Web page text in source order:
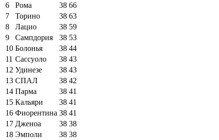
6
Рома 38 66
7
Торино 38 63
8
Лацио 38 59
9
Сампдория 38 53
10 Болонья 38 44
11 Сассуоло 38 43
12 Удинезе 38 43
13 СПАЛ 38 42
14 Парма 38 41
15 Кальяри 38 41
16 Фиорентина 38 41
17 Дженоа 38 38
18 Эмполи 38 38